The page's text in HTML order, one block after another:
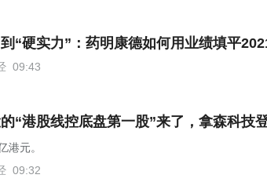
“硬实力”：药明康德如何用业绩填平
09:43
“港股线控底盘第一股”来了，拿森科技
港元。
09:32